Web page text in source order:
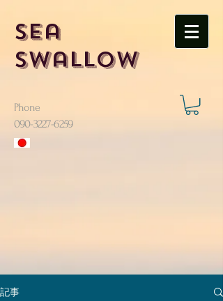
Sea
Swallow
Phone
​090-3227-6259
記事